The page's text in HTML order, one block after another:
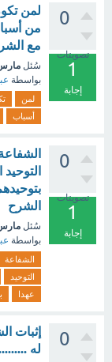
0
تصويتات
1
إجابة
لمن
من
مع
سُئل مارس
بواسطة
لمن
أسباب
0
تصويتات
1
إجابة
الشرح
سُئل مارس
بواسطة
الشفاعة
التوحيد
عهدا
0
إثبات
له